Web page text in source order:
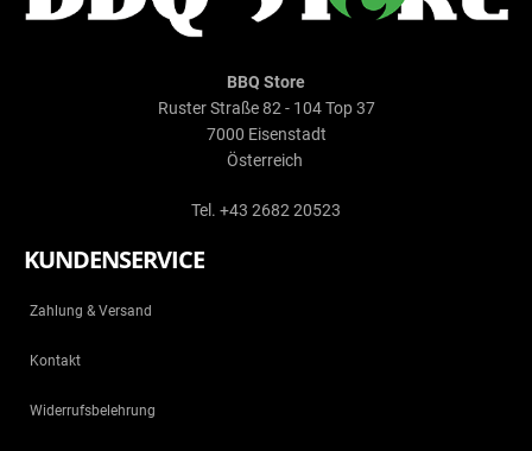
BBQ Store
Ruster Straße 82 - 104 Top 37
7000 Eisenstadt
Österreich
Tel. +43 2682 20523
KUNDENSERVICE
Zahlung & Versand
Kontakt
Widerrufsbelehrung